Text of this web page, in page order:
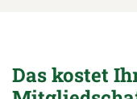
Das kostet